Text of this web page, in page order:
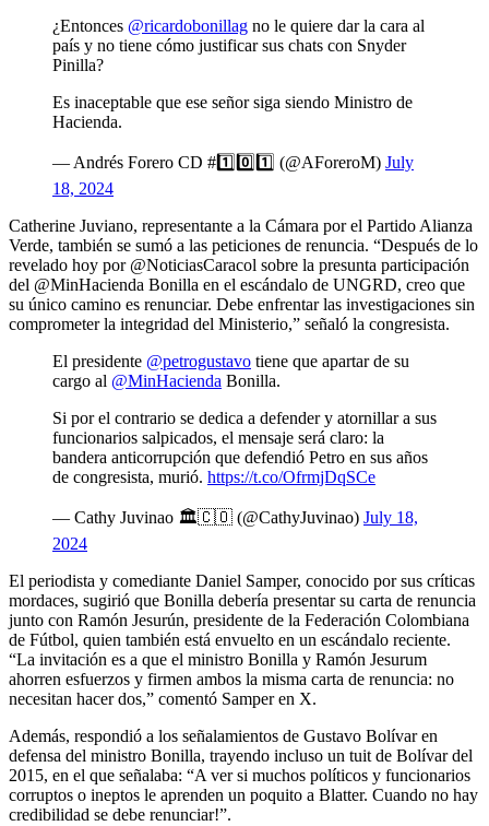
¿Entonces @ricardobonillag no le quiere dar la cara al
país y no tiene cómo justificar sus chats con Snyder
Pinilla?
Es inaceptable que ese señor siga siendo Ministro de
Hacienda.
— Andrés Forero CD #1️⃣0️⃣1️⃣ (@AForeroM) July
18, 2024
Catherine Juviano, representante a la Cámara por el Partido Alianza
Verde, también se sumó a las peticiones de renuncia. “Después de lo
revelado hoy por @NoticiasCaracol sobre la presunta participación
del @MinHacienda Bonilla en el escándalo de UNGRD, creo que
su único camino es renunciar. Debe enfrentar las investigaciones sin
comprometer la integridad del Ministerio,” señaló la congresista.
El presidente @petrogustavo tiene que apartar de su
cargo al @MinHacienda Bonilla.
Si por el contrario se dedica a defender y atornillar a sus
funcionarios salpicados, el mensaje será claro: la
bandera anticorrupción que defendió Petro en sus años
de congresista, murió. https://t.co/OfrmjDqSCe
— Cathy Juvinao 🏛🇨🇴 (@CathyJuvinao) July 18,
2024
El periodista y comediante Daniel Samper, conocido por sus críticas
mordaces, sugirió que Bonilla debería presentar su carta de renuncia
junto con Ramón Jesurún, presidente de la Federación Colombiana
de Fútbol, quien también está envuelto en un escándalo reciente.
“La invitación es a que el ministro Bonilla y Ramón Jesurum
ahorren esfuerzos y firmen ambos la misma carta de renuncia: no
necesitan hacer dos,” comentó Samper en X.
Además, respondió a los señalamientos de Gustavo Bolívar en
defensa del ministro Bonilla, trayendo incluso un tuit de Bolívar del
2015, en el que señalaba: “A ver si muchos políticos y funcionarios
corruptos o ineptos le aprenden un poquito a Blatter. Cuando no hay
credibilidad se debe renunciar!”.